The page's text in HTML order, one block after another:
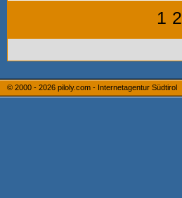
1 2
© 2000 - 2026 piloly.com - Internetagentur Südtirol